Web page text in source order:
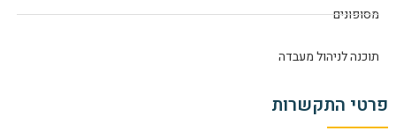
מסופונים
תוכנה לניהול מעבדה
פרטי התקשרות